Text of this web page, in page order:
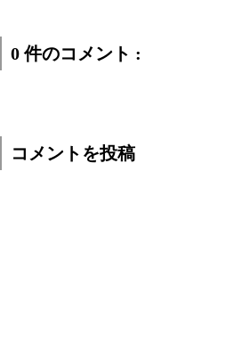
0 件のコメント :
コメントを投稿